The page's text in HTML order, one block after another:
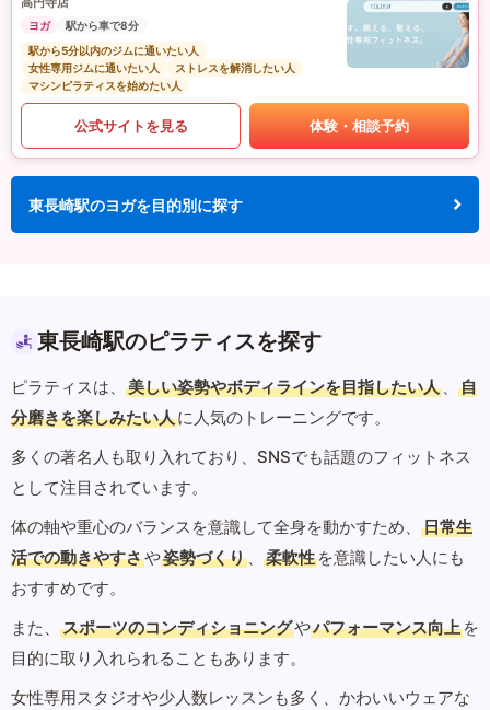
ヨガ
駅から車で8分
駅から5分以内のジムに通いたい人
女性専用ジムに通いたい人
ストレスを解消したい人
マシンピラティスを始めたい人
公式サイトを見る 体験・相談予約
東長崎駅のヨガを目的別に探す
東長崎駅のピラティスを探す
ピラティスは、 美しい姿勢やボディラインを目指したい人 、
自
分磨きを楽しみたい人に人気のトレーニングです。
多くの著名人も取り入れており、SNSでも話題のフィットネス
として注目されています。
体の軸や重心のバランスを意識して全身を動かすため、
日常生
活での動きやすさや姿勢づくり 、 柔軟性 を意識したい人にも
おすすめです。
また、
スポーツのコンディショニングやパフォーマンス向上 を
目的に取り入れられることもあります。
女性専用スタジオや少人数レッスンも多く、かわいいウェアな